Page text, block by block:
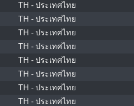
TH - ประเทศไทย
TH - ประเทศไทย
TH - ประเทศไทย
TH - ประเทศไทย
TH - ประเทศไทย
TH - ประเทศไทย
TH - ประเทศไทย
TH - ประเทศไทย